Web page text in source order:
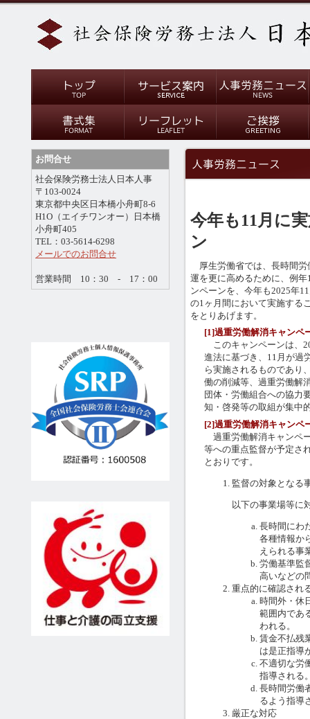
今年も11月に
ン
厚生労働省では、長時間労
運を更に高めるために、例
ンペーンを、今年も2025年
の1ヶ月間において実施する
をとりあげます。
[1]過重労働解消キャンペ
このキャンペーンは、
進法に基づき、11月が過
ら実施されるものであり
働の削減等、過重労働解
団体・労働組合への協力
知・啓発等の取組が集中
[2]過重労働解消キャンペ
過重労働解消キャンペ
等への重点監督が予定さ
とおりです。
監督の対象となる
以下の事業場等に
長時間にわ
各種情報か
えられる事
労働基準監
高いなどの
重点的に確認され
時間外・休
範囲内であ
われる。
賃金不払残
は是正指導
不適切な労
指導される
長時間労働
るよう指導
厳正な対応
お問合せ
社会保険労務士法人日本人事
〒103-0024
東京都中央区日本橋小舟町8-6
H1O（エイチワンオー）日本橋
小舟町405
TEL：03-5614-6298
メールでのお問合せ
営業時間 10：30 - 17：00